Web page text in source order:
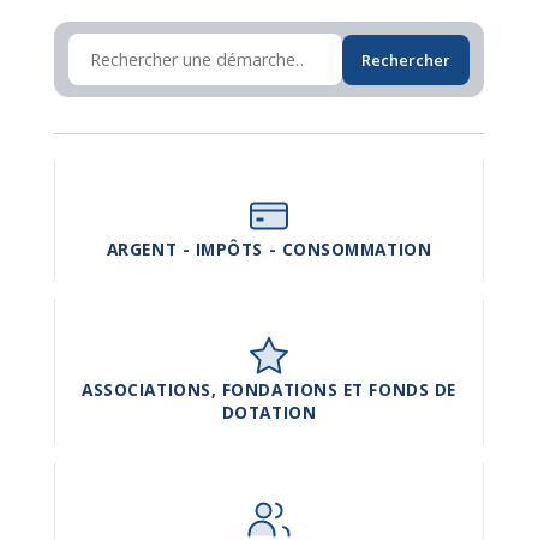
Rechercher
ARGENT - IMPÔTS - CONSOMMATION
ASSOCIATIONS, FONDATIONS ET FONDS DE
DOTATION